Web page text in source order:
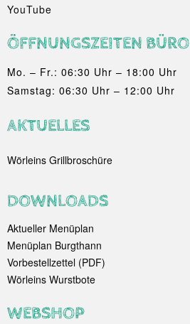
YouTube
ÖFFNUNGSZEITEN BÜRO
Mo. – Fr.: 06:30 Uhr – 18:00 Uhr
Samstag: 06:30 Uhr – 12:00 Uhr
AKTUELLES
Wörleins Grillbroschüre
DOWNLOADS
Aktueller Menüplan
Menüplan Burgthann
Vorbestellzettel (PDF)
Wörleins Wurstbote
WEBSHOP